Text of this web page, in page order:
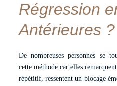
Régression
Antérieures ?
De nombreuses personnes se
cette méthode car elles
répétitif, ressentent un blocage